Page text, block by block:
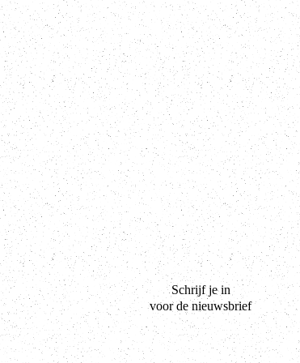
Schrijf je in
voor de nieuwsbrief